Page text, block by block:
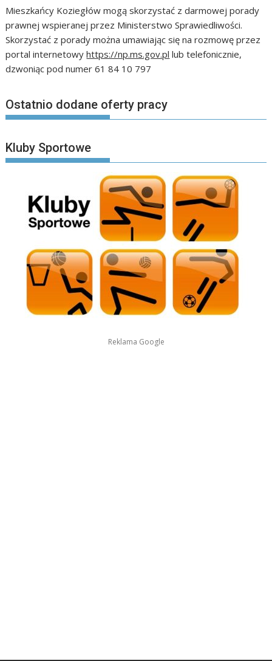
Mieszkańcy Koziegłów mogą skorzystać z darmowej porady
prawnej wspieranej przez Ministerstwo Sprawiedliwości.
Skorzystać z porady można umawiając się na rozmowę przez
portal internetowyhttps://np.ms.gov.pl lub telefonicznie,
dzwoniąc pod numer 61 84 10 797
Ostatnio dodane oferty pracy
Kluby Sportowe
Reklama Google